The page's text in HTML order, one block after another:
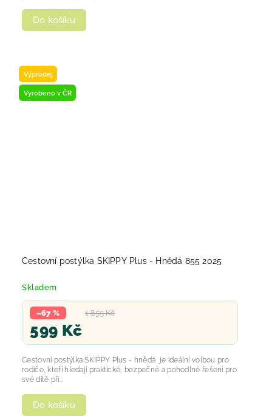
Do košíku
Výprodej
Vyrobeno v ČR
Cestovní postýlka SKIPPY Plus - Hnědá 855 2025
Skladem
1 855 Kč
–67 %
599 Kč
Do košíku
Cestovní postýlka SKIPPY Plus - hnědá je ideální volbou pro
rodiče, kteří hledají praktické, bezpečné a pohodlné řešení pro
své dítě při...